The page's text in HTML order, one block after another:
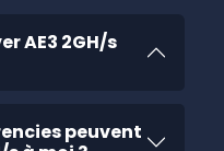
AE3 2GH/s
peuvent